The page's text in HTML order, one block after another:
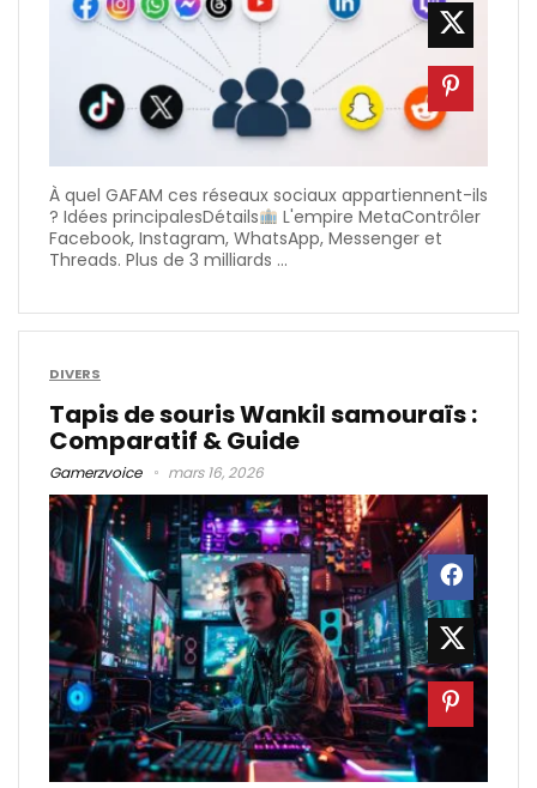
À quel GAFAM ces réseaux sociaux appartiennent-ils
? Idées principalesDétails
L'empire MetaContrôler
Facebook, Instagram, WhatsApp, Messenger et
Threads. Plus de 3 milliards ...
DIVERS
Tapis de souris Wankil samouraïs​ :
Comparatif & Guide
Gamerzvoice mars 16, 2026